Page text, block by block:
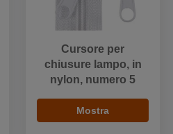
Cursore per
chiusure lampo, in
nylon, numero 5
Mostra